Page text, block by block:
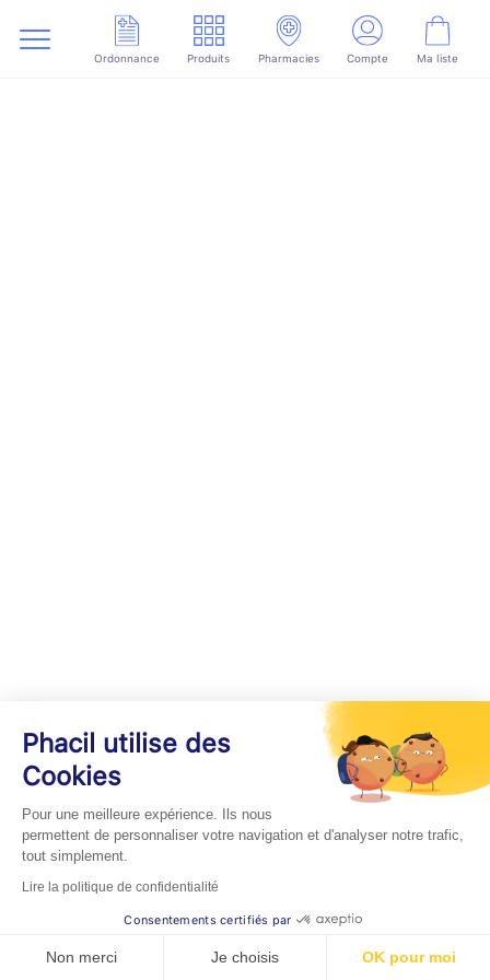
Ordonnance Produits Pharmacies Compte Ma liste
Phacil utilise des
Cookies
Pour une meilleure expérience. Ils nous
permettent de personnaliser votre navigation et d'analyser notre trafic,
tout simplement.
Lire la politique de confidentialité
Consentements certifiés par
Non merci Je choisis OK pour moi